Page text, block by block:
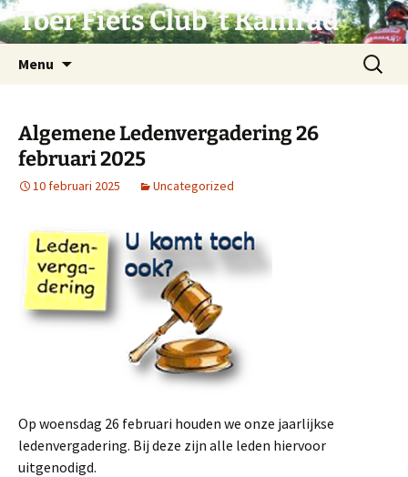
Ga
naarToer Fiets Club ’t Kamrad
Menu
Zoeken
naar:
Algemene Ledenvergadering 26
februari 2025
10 februari 2025 Uncategorized
Op woensdag 26 februari houden we onze jaarlijkse
ledenvergadering. Bij deze zijn alle leden hiervoor
uitgenodigd.